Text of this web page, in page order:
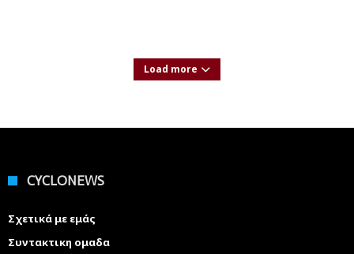
Load more
CYCLONEWS
Σχετικά με εμάς
Συντακτικη ομαδα